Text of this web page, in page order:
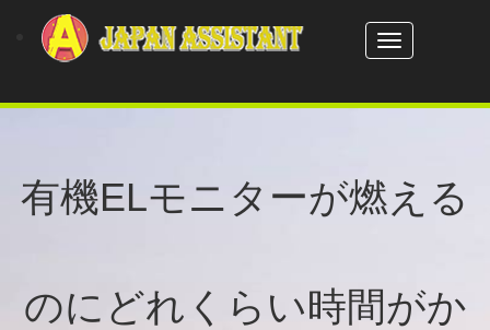
Toggle
navigation
有機ELモニターが燃える
のにどれくらい時間がか